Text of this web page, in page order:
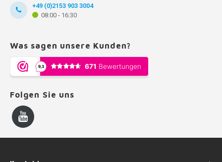
+49 (0)2153 903 3004
08:00 - 16:30
Was sagen unsere Kunden?
Folgen Sie uns